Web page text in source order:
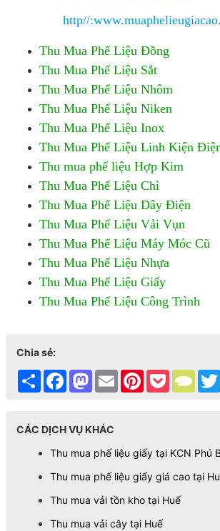
http//
Thu Mua Phế Liệu Đồng
Thu Mua Phế Liệu Sắt
Thu Mua Phế Liệu Nhôm
Thu Mua Phế Liệu Niken
Thu Mua Phế Liệu Inox
Thu Mua Phế Liệu Linh Kiện
Thu mua phế liệu Hợp Kim
Thu Mua Phế Liệu Chì
Thu Mua Phế Liệu Dây Điện
Thu Mua Phế Liệu Vải Vụn
Thu Mua Phế Liệu Máy Móc Cũ
Thu Mua Phế Liệu Nhựa
Thu Mua Phế Liệu Giấy
Thu Mua Phế Liệu Công Trình
Chia sẻ:
Share FacebookMastodon
Email PinterestPocket
CÁC DỊCH VỤ KHÁC
Thu mua phế liệu giấy tại KCN Phú
Thu mua phế liệu giấy giá cao tại
Thu mua vải tồn kho tại Huế
Thu mua vải cây tại Huế